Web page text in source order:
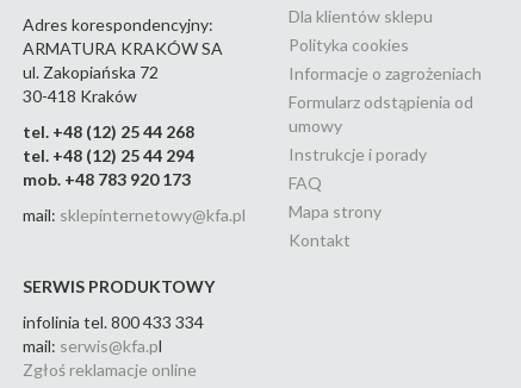
Adres korespondencyjny:
ARMATURA KRAKÓW SA
ul. Zakopiańska 72
30-418 Kraków
tel. +48 (12) 25 44 268
tel. +48 (12) 25 44 294
mob. +48 783 920 173
mail: sklepinternetowy@kfa.pl
SERWIS PRODUKTOWY
infolinia tel. 800 433 334
mail: serwis@kfa.pl
Zgłoś reklamacje online
Dla klientów sklepu
Polityka cookies
Informacje o zagrożeniach
Formularz odstąpienia od
umowy
Instrukcje i porady
FAQ
Mapa strony
Kontakt